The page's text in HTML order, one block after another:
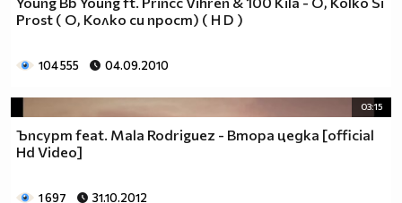
Prost ( О, Колко си прост) ( H D )
104 555 04.09.2010
03:15
Ъпсурт feat. Mala Rodriguez - Втора цедка [official
Hd Video]
1 697 31.10.2012